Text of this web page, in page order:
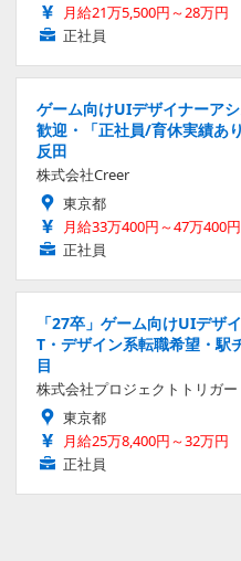
月給21万5,500円～28万円
正社員
ゲーム向けUIデザイナーア
歓迎・「正社員/育休実績あ
反田
株式会社Creer
東京都
月給33万400円～47万400円
正社員
「27卒」ゲーム向けUIデザ
T・デザイン系転職希望・駅
目
株式会社プロジェクトトリガー
東京都
月給25万8,400円～32万円
正社員